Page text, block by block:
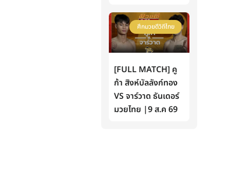
ศึกมวยดีวิถีไทย
[FULL MATCH] คู
ก้า สิงห์บัลลังก์ทอง
VS จาร์วาด ธันเดอร์
มวยไทย |9 ส.ค 69